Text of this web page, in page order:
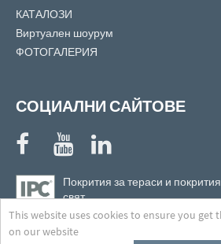
КАТАЛОЗИ
Виртуален шоурум
ФОТОГАЛЕРИЯ
СОЦИАЛНИ САЙТОВЕ
Покрития за тераси и
свят
Намерете най-близкият до
Карта на сайта
This website uses cookies to ensure you get
on our website